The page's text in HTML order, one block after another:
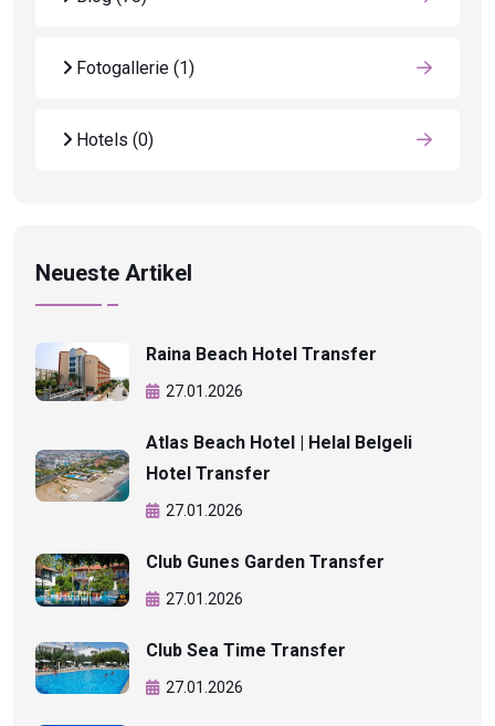
Fotogallerie (1)
Hotels (0)
Neueste Artikel
Raina Beach Hotel Transfer
27.01.2026
Atlas Beach Hotel | Helal Belgeli
Hotel Transfer
27.01.2026
Club Gunes Garden Transfer
27.01.2026
Club Sea Time Transfer
27.01.2026